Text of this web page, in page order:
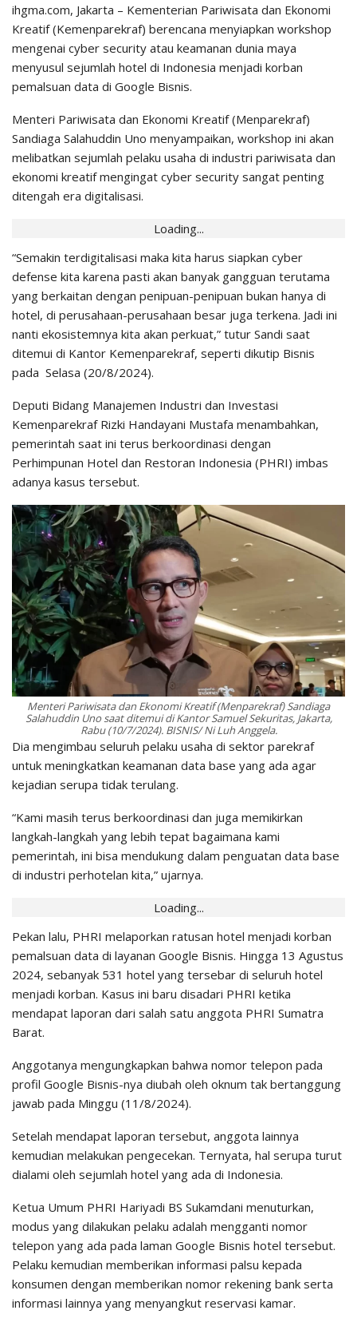
ihgma.com, Jakarta – Kementerian Pariwisata dan Ekonomi
Kreatif (Kemenparekraf) berencana menyiapkan workshop
mengenai cyber security atau keamanan dunia maya
menyusul sejumlah hotel di Indonesia menjadi korban
pemalsuan data di Google Bisnis.
Menteri Pariwisata dan Ekonomi Kreatif (Menparekraf)
Sandiaga Salahuddin Uno menyampaikan, workshop ini akan
melibatkan sejumlah pelaku usaha di industri pariwisata dan
ekonomi kreatif mengingat cyber security sangat penting
ditengah era digitalisasi.
Loading...
“Semakin terdigitalisasi maka kita harus siapkan cyber
defense kita karena pasti akan banyak gangguan terutama
yang berkaitan dengan penipuan-penipuan bukan hanya di
hotel, di perusahaan-perusahaan besar juga terkena. Jadi ini
nanti ekosistemnya kita akan perkuat,” tutur Sandi saat
ditemui di Kantor Kemenparekraf, seperti dikutip Bisnis
pada Selasa (20/8/2024).
Deputi Bidang Manajemen Industri dan Investasi
Kemenparekraf Rizki Handayani Mustafa menambahkan,
pemerintah saat ini terus berkoordinasi dengan
Perhimpunan Hotel dan Restoran Indonesia (PHRI) imbas
adanya kasus tersebut.
Menteri Pariwisata dan Ekonomi Kreatif (Menparekraf) Sandiaga
Salahuddin Uno saat ditemui di Kantor Samuel Sekuritas, Jakarta,
Rabu (10/7/2024). BISNIS/ Ni Luh Anggela.
Dia mengimbau seluruh pelaku usaha di sektor parekraf
untuk meningkatkan keamanan data base yang ada agar
kejadian serupa tidak terulang.
“Kami masih terus berkoordinasi dan juga memikirkan
langkah-langkah yang lebih tepat bagaimana kami
pemerintah, ini bisa mendukung dalam penguatan data base
di industri perhotelan kita,” ujarnya.
Loading...
Pekan lalu, PHRI melaporkan ratusan hotel menjadi korban
pemalsuan data di layanan Google Bisnis. Hingga 13 Agustus
2024, sebanyak 531 hotel yang tersebar di seluruh hotel
menjadi korban. Kasus ini baru disadari PHRI ketika
mendapat laporan dari salah satu anggota PHRI Sumatra
Barat.
Anggotanya mengungkapkan bahwa nomor telepon pada
profil Google Bisnis-nya diubah oleh oknum tak bertanggung
jawab pada Minggu (11/8/2024).
Setelah mendapat laporan tersebut, anggota lainnya
kemudian melakukan pengecekan. Ternyata, hal serupa turut
dialami oleh sejumlah hotel yang ada di Indonesia.
Ketua Umum PHRI Hariyadi BS Sukamdani menuturkan,
modus yang dilakukan pelaku adalah mengganti nomor
telepon yang ada pada laman Google Bisnis hotel tersebut.
Pelaku kemudian memberikan informasi palsu kepada
konsumen dengan memberikan nomor rekening bank serta
informasi lainnya yang menyangkut reservasi kamar.